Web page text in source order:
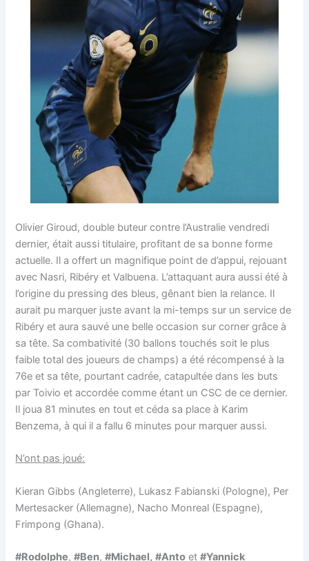
Olivier Giroud, double buteur contre l’Australie vendredi
dernier, était aussi titulaire, profitant de sa bonne forme
actuelle. Il a offert un magnifique point de d’appui, rejouant
avec Nasri, Ribéry et Valbuena. L’attaquant aura aussi été à
l’origine du pressing des bleus, gênant bien la relance. Il
aurait pu marquer juste avant la mi-temps sur un service de
Ribéry et aura sauvé une belle occasion sur corner grâce à
sa tête. Sa combativité (30 ballons touchés soit le plus
faible total des joueurs de champs) a été récompensé à la
76e et sa tête, pourtant cadrée, catapultée dans les buts
par Toivio et accordée comme étant un CSC de ce dernier.
Il joua 81 minutes en tout et céda sa place à Karim
Benzema, à qui il a fallu 6 minutes pour marquer aussi.
N’ont pas joué:
Kieran Gibbs (Angleterre), Lukasz Fabianski (Pologne), Per
Mertesacker (Allemagne), Nacho Monreal (Espagne),
Frimpong (Ghana).
#Rodolphe,#Ben,#Michael, #Anto et#Yannick